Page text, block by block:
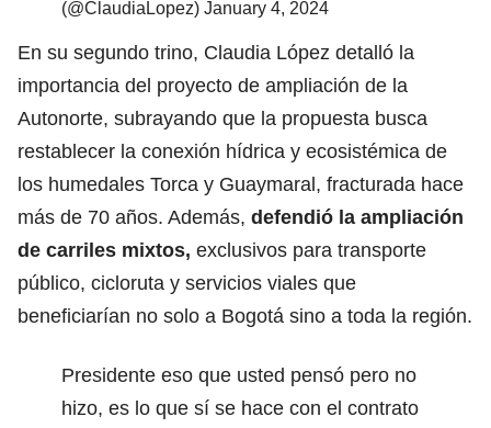
(@ClaudiaLopez) January 4, 2024
En su segundo trino, Claudia López detalló la
importancia del proyecto de ampliación de la
Autonorte, subrayando que la propuesta busca
restablecer la conexión hídrica y ecosistémica de
los humedales Torca y Guaymaral, fracturada hace
más de 70 años. Además, defendió la ampliación
de carriles mixtos, exclusivos para transporte
público, cicloruta y servicios viales que
beneficiarían no solo a Bogotá sino a toda la región.
Presidente eso que usted pensó pero no
hizo, es lo que sí se hace con el contrato